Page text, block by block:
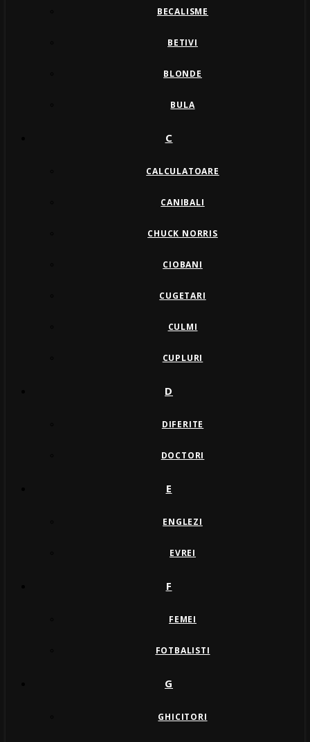
BECALISME
BETIVI
BLONDE
BULA
C
CALCULATOARE
CANIBALI
CHUCK NORRIS
CIOBANI
CUGETARI
CULMI
CUPLURI
D
DIFERITE
DOCTORI
E
ENGLEZI
EVREI
F
FEMEI
FOTBALISTI
G
GHICITORI